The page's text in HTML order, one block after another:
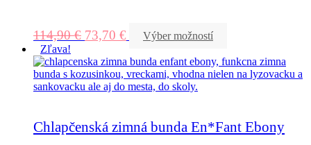
114,90€ 73,70 €
Výber možností
Zľava!
Chlapčenská zimná bunda En*Fant Ebony